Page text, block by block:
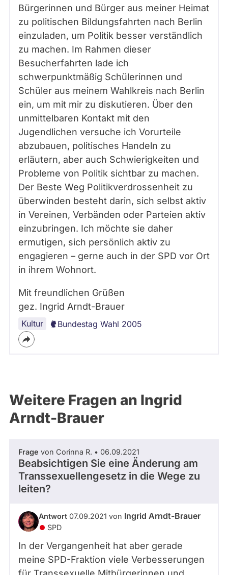
Bürgerinnen und Bürger aus meiner Heimat
zu politischen Bildungsfahrten nach Berlin
einzuladen, um Politik besser verständlich
zu machen. Im Rahmen dieser
Besucherfahrten lade ich
schwerpunktmäßig Schülerinnen und
Schüler aus meinem Wahlkreis nach Berlin
ein, um mit mir zu diskutieren. Über den
unmittelbaren Kontakt mit den
Jugendlichen versuche ich Vorurteile
abzubauen, politisches Handeln zu
erläutern, aber auch Schwierigkeiten und
Probleme von Politik sichtbar zu machen.
Der Beste Weg Politikverdrossenheit zu
überwinden besteht darin, sich selbst aktiv
in Vereinen, Verbänden oder Parteien aktiv
einzubringen. Ich möchte sie daher
ermutigen, sich persönlich aktiv zu
engagieren – gerne auch in der SPD vor Ort
in ihrem Wohnort.
Mit freundlichen Grüßen
gez. Ingrid Arndt-Brauer
Kultur Bundestag Wahl 2005
Weitere Fragen an Ingrid
Arndt-Brauer
Frage von Corinna R. • 06.09.2021
Beabsichtigen Sie eine Änderung am
Transsexuellengesetz in die Wege zu
leiten?
Antwort 07.09.2021 von Ingrid Arndt-Brauer
SPD
In der Vergangenheit hat aber gerade
meine SPD-Fraktion viele Verbesserungen